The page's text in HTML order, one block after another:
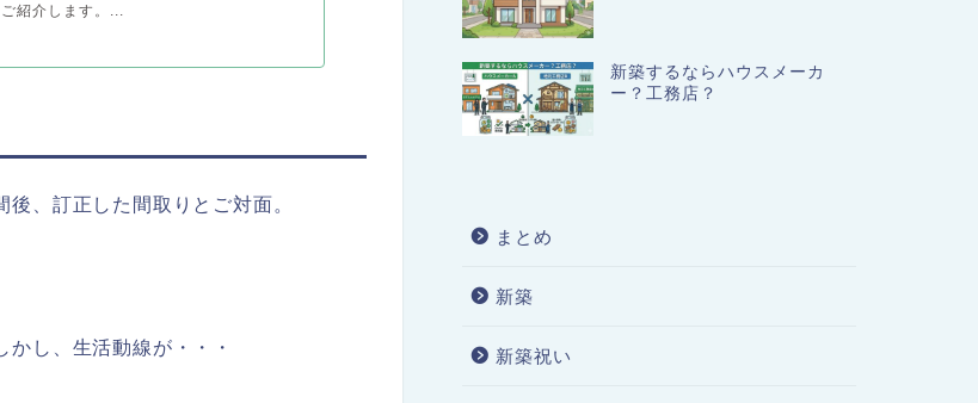
紹介します。...
、訂正した間取りとご対面。
し、生活動線が・・・
新築するならハウスメーカ
ー？工務店？
まとめ
新築
新築祝い